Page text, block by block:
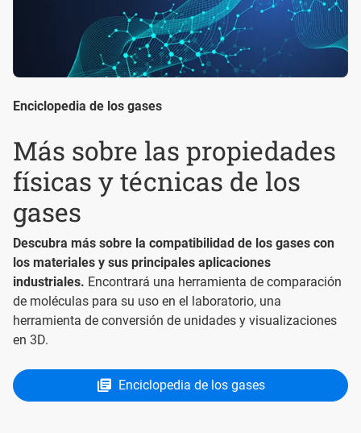
Enciclopedia de los gases
Más sobre las propiedades
físicas y técnicas de los
gases
Descubra más sobre la compatibilidad de los gases con
los materiales y sus principales aplicaciones
industriales. Encontrará una herramienta de comparación
de moléculas para su uso en el laboratorio, una
herramienta de conversión de unidades y visualizaciones
en 3D.
Enciclopedia de los gases